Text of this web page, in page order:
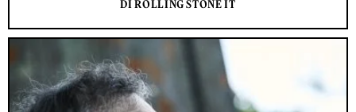
DI ROLLING STONE IT